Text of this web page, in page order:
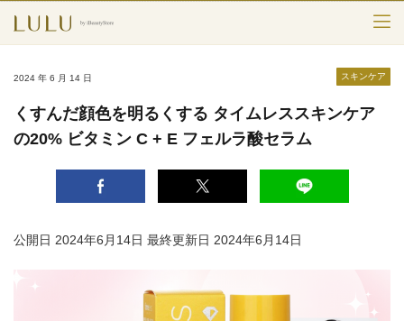
スキンケア
2024 年 6 月 14 日 スキンケア
くすんだ顔色を明るくする タイムレススキンケア
の20% ビタミン C + E フェルラ酸セラム
公開日 2024年6月14日 最終更新日 2024年6月14日